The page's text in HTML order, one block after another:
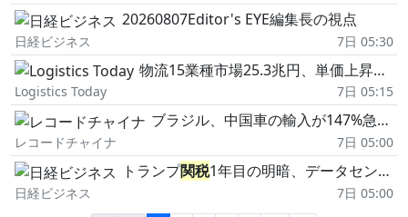
20260807Editor's EYE編集長の視点
日経ビジネス 7日 05:30
物流15業種市場25.3兆円、単価上昇で拡大続く
Logistics Today 7日 05:15
ブラジル、中国車の輸入が147%急増し世界最大の買い手に―香港メディア
レコードチャイナ 7日 05:00
トランプ関税1年目の明暗、データセンター需要で建機は輸出拡大 自動車は失速
日経ビジネス
7日 05:00